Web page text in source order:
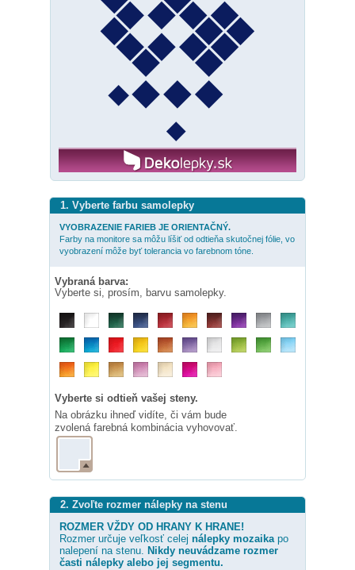
1. Vyberte farbu samolepky
VYOBRAZENIE FARIEB JE ORIENTAČNÝ.
Farby na monitore sa môžu líšiť od odtieňa skutočnej fólie, vo
vyobrazení môže byť tolerancia vo farebnom tóne.
Vybraná barva:
Vyberte si, prosím, barvu samolepky.
Vyberte si odtieň vašej steny.
Na obrázku ihneď vidíte, či vám bude
zvolená farebná kombinácia vyhovovať.
2. Zvoľte rozmer nálepky na stenu
ROZMER VŽDY OD HRANY K HRANE!
Rozmer určuje veľkosť celej nálepky mozaikapo
nalepení na stenu. Nikdy neuvádzame rozmer
časti nálepky alebo jej segmentu.